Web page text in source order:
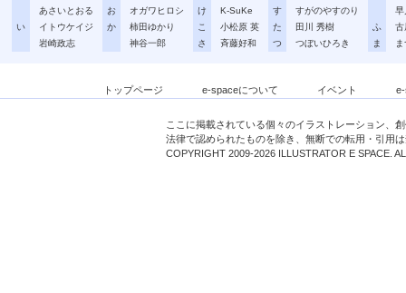
あさいとおる
い
イトウケイジ
岩崎政志
お
オガワヒロシ
か
柿田ゆかり
神谷一郎
け
K-SuKe
こ
小松原 英
さ
斉藤好和
す
すがのやすのり
た
田川 秀樹
つ
つぼいひろき
早
ふ
古
ま
トップページ e-spaceについて イベント
ここに掲載されている個々のイラストレーション、
法律で認められたものを除き、無断での転用・引用
COPYRIGHT 2009-2026 ILLUSTRATOR E SPACE.